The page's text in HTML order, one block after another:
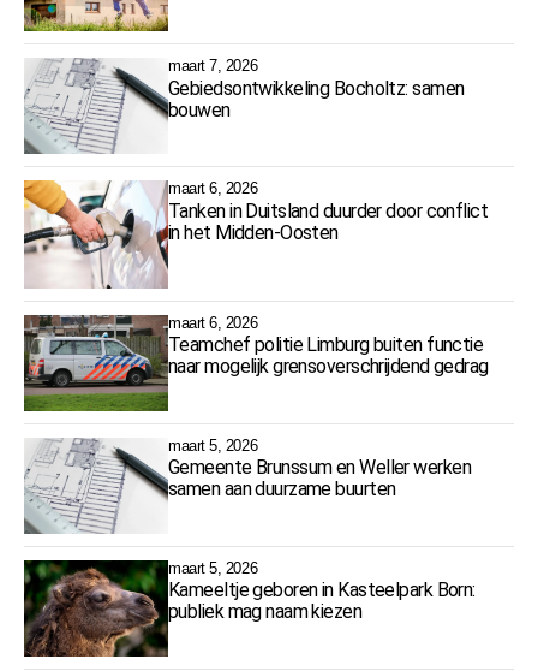
maart 7, 2026
Gebiedsontwikkeling Bocholtz: samen
bouwen
maart 6, 2026
Tanken in Duitsland duurder door conflict
in het Midden-Oosten
maart 6, 2026
Teamchef politie Limburg buiten functie
naar mogelijk grensoverschrijdend gedrag
maart 5, 2026
Gemeente Brunssum en Weller werken
samen aan duurzame buurten
maart 5, 2026
Kameeltje geboren in Kasteelpark Born:
publiek mag naam kiezen